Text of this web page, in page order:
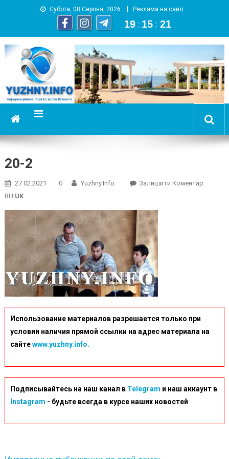
Субота, 08 Серпня, 2026 Реклама на сайті
19 : 15 : 22
YUZHNY.INFO
информационный портал города Южный
20-2
27.02.2021 0 Yuzhny.info Залишити КоментарOn
RU UK
Использование материалов разрешается только при
условии наличия прямой ссылки на адрес материала на
сайтеwww.yuzhny.info.
Подписывайтесь на наш канал в Telegram и наш аккаунт в
Instagram - будьте всегда в курсе наших новостей